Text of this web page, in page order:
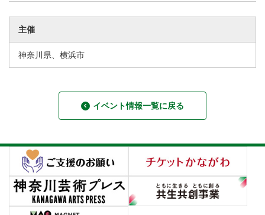
主催
神奈川県、横浜市
イベント情報一覧に戻る